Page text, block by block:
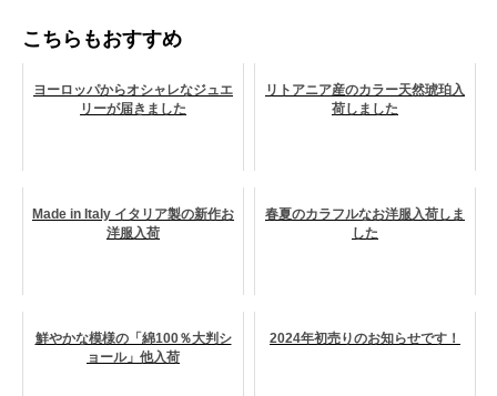
こちらもおすすめ
ヨーロッパからオシャレなジュエ
リーが届きました
リトアニア産のカラー天然琥珀入
荷しました
Made in Italy イタリア製の新作お
洋服入荷
春夏のカラフルなお洋服入荷しま
した
鮮やかな模様の「綿100％大判シ
ョール」他入荷
2024年初売りのお知らせです！